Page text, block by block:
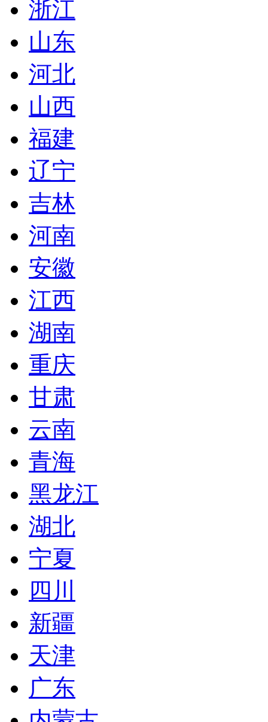
浙江
山东
河北
山西
福建
辽宁
吉林
河南
安徽
江西
湖南
重庆
甘肃
云南
青海
黑龙江
湖北
宁夏
四川
新疆
天津
广东